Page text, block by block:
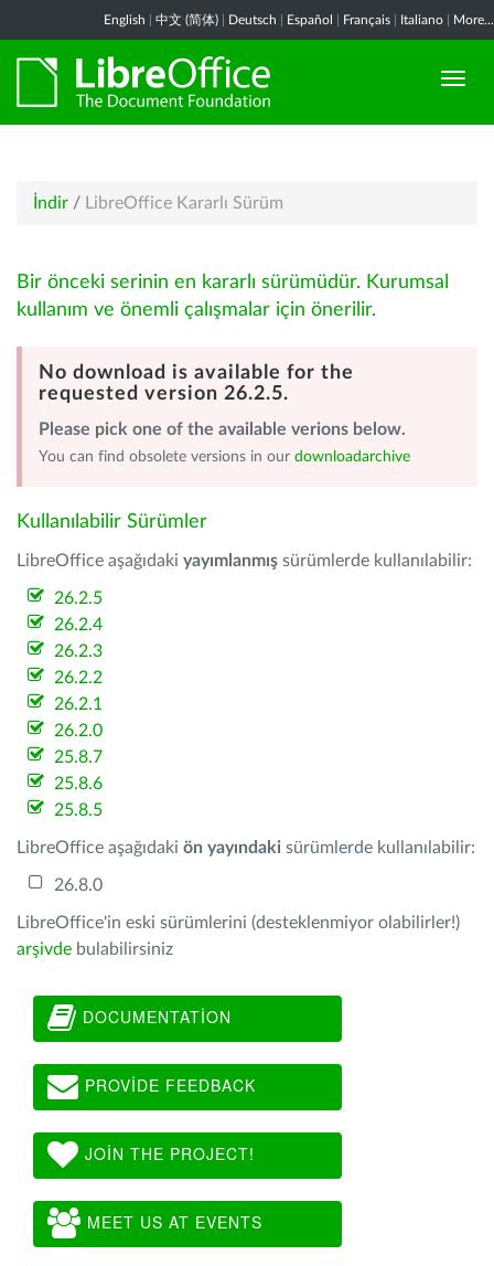
English 中文 (简体) Deutsch Español Français Italiano More...
İndir / LibreOffice Kararlı Sürüm
Bir önceki serinin en kararlı sürümüdür. Kurumsal
kullanım ve önemli çalışmalar için önerilir.
No download is available for the
requested version 26.2.5.
Please pick one of the available verions below.
You can find obsolete versions in our downloadarchive
Kullanılabilir Sürümler
LibreOffice aşağıdaki yayımlanmış sürümlerde kullanılabilir:
26.2.5
26.2.4
26.2.3
26.2.2
26.2.1
26.2.0
25.8.7
25.8.6
25.8.5
LibreOffice aşağıdaki ön yayındaki sürümlerde kullanılabilir:
26.8.0
LibreOffice'in eski sürümlerini (desteklenmiyor olabilirler!)
arşivde bulabilirsiniz
DOCUMENTATION
PROVIDE FEEDBACK
JOIN THE PROJECT!
MEET US AT EVENTS